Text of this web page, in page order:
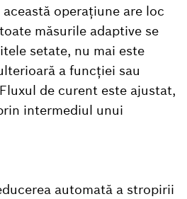
operațiune are loc
măsurile adaptive se
setate, nu mai este
a funcției sau
de curent este ajustat,
intermediul unui
automată a stropirii